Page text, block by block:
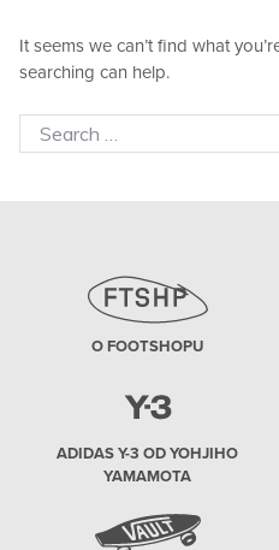
It seems we can’t find what
searching can help.
Search
for:
O FOOTSHOPU
ADIDAS Y-3 OD YOHJIHO
YAMAMOTA